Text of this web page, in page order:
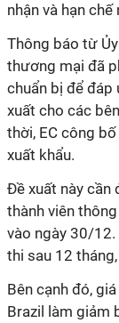
nhận và hạn
Thông báo từ
thương mại đã
chuẩn bị để đáp
xuất cho các
thời, EC công
xuất khẩu.
Đề xuất này cần
thành viên
vào ngày 30/
thi sau 12
Bên cạnh đó,
Brazil làm giảm